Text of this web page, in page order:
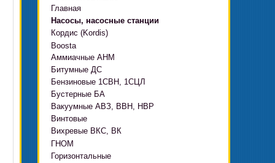
Главная
Насосы, насосные станции
Кордис (Kordis)
Boosta
Boosta-F
Boosta-L
Boosta-APD установки
Аммиачные АНМ
Битумные ДС
Бензиновые 1СВН, 1СЦЛ
Бустерные БА
Вакуумные АВЗ, ВВН, НВР
Винтовые
Вихревые ВКС, ВК
ГНОМ
Грязевые
Горизонтальные